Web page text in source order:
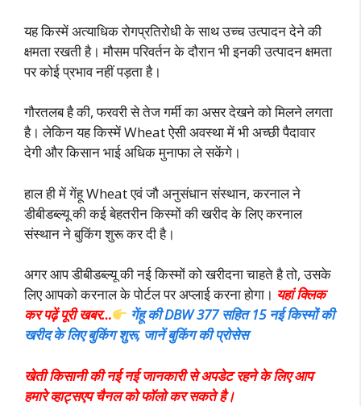
यह किस्में अत्याधिक रोगप्रतिरोधी के साथ उच्च उत्पादन देने की
क्षमता रखती है। मौसम परिवर्तन के दौरान भी इनकी उत्पादन क्षमता
पर कोई प्रभाव नहीं पड़ता है।
गौरतलब है की, फरवरी से तेज गर्मी का असर देखने को मिलने लगता
है। लेकिन यह किस्में Wheat ऐसी अवस्था में भी अच्छी पैदावार
देगी और किसान भाई अधिक मुनाफा ले सकेंगे।
हाल ही में गेंहू Wheat एवं जौ अनुसंधान संस्थान, करनाल ने
डीबीडब्ल्यू की कई बेहतरीन किस्मों की खरीद के लिए करनाल
संस्थान ने बुकिंग शुरू कर दी है।
अगर आप डीबीडब्ल्यू की नई किस्मों को खरीदना चाहते है तो, उसके
लिए आपको करनाल के पोर्टल पर अप्लाई करना होगा। यहां क्लिक
कर पढ़ें पूरी खबर…
गेंहू की DBW 377 सहित 15 नई किस्मों की
खरीद के लिए बुकिंग शुरू, जानें बुकिंग की प्रोसेस
खेती किसानी की नई नई जानकारी से अपडेट रहने के लिए आप
हमारे व्हाट्सएप चैनल को फॉलो कर सकते है।